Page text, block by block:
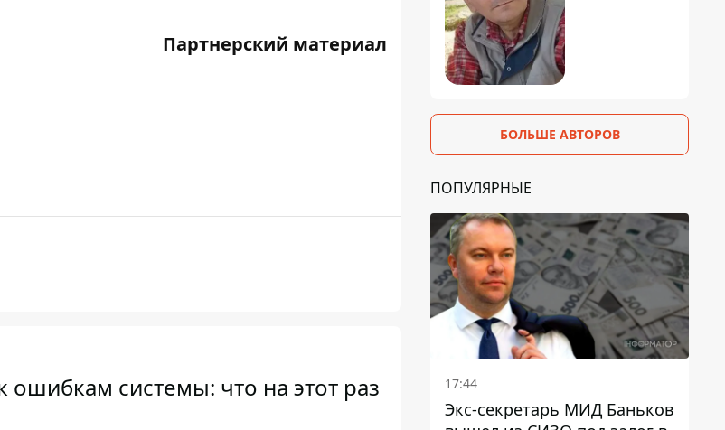
Партнерский материал
системы: что на этот раз
БОЛЬШЕ АВТОРОВ
ПОПУЛЯРНЫЕ
17:44
Экс-секретарь МИД Баньков